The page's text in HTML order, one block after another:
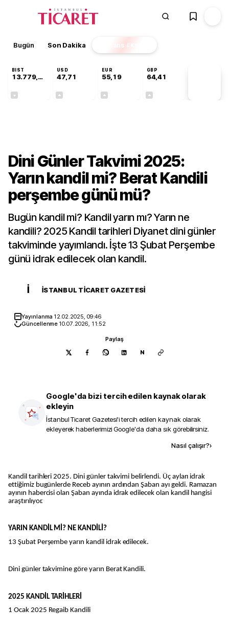
Bugün Son Dakika Finans EKSTRA
BIST
13.779,39
USD
47,71
EUR
55,19
GBP
64,41
Dini Günler Takvimi 2025:
Yarın kandil mi? Berat Kandili
perşembe günü mü?
Bugün kandil mi? Kandil yarın mı? Yarın ne
kandili? 2025 Kandil tarihleri Diyanet dini günler
takviminde yayımlandı. İşte 13 Şubat Perşembe
günü idrak edilecek olan kandil.
İ İSTANBUL TICARET GAZETESI
Yayınlanma 12.02.2025, 09:46
Güncellenme 10.07.2026, 11:52
Paylaş
N
Google'da bizi tercih edilen kaynak olarak
ekleyin
İstanbul Ticaret Gazetesi'i tercih edilen kaynak olarak
ekleyerek haberlerimizi Google'da daha sık görebilirsiniz.
Nasıl çalışır?›
Kandil tarihleri 2025. Dini günler takvimi belirlendi. Üç ayları idrak
ettiğimiz bugünlerde Receb ayının ardından Şaban ayı geldi. Ramazan
ayının habercisi olan Şaban ayında idrak edilecek olan kandil hangisi
araştırılıyor.
YARIN KANDİL Mİ? NE KANDİLİ?
13 Şubat Perşembe yarın kandil idrak edilecek.
Dini günler takvimine göre yarın Berat Kandili.
2025 KANDİL TARİHLERİ
1 Ocak 2025 Regaib Kandili